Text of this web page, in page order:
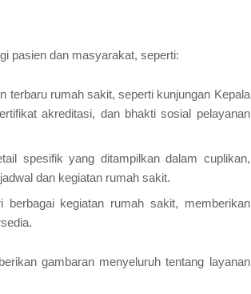
pasien dan masyarakat, seperti:
terbaru rumah sakit, seperti kunjungan Kepala
akreditasi, dan bhakti sosial pelayanan
spesifik yang ditampilkan dalam cuplikan,
dan kegiatan rumah sakit.
berbagai kegiatan rumah sakit, memberikan
gambaran menyeluruh tentang layanan